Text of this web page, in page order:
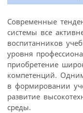
Современные
системы все
воспитанников
уровня
приобретение
компетенций.
в формировании
развитие
среды.